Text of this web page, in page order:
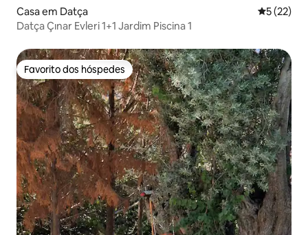
Casa em Datça
5 (22)
Datça Çınar Evleri 1+1 Jardim Piscina 1
Favorito dos hóspedes
Favorito dos hóspedes